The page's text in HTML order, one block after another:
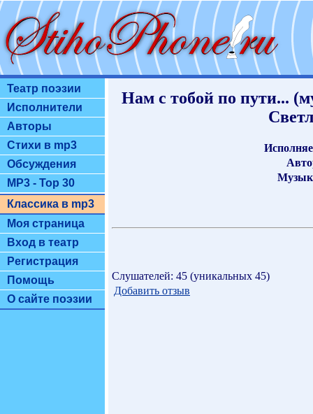
Театр поэзии
Исполнители
Авторы
Стихи в mp3
Обсуждения
MP3 - Top 30
Классика в mp3
Моя страница
Вход в театр
Регистрация
Помощь
О сайте поэзии
Нам с тобой по пути...
Слушателей: 45 (уникальных 45)
Добавить отзыв